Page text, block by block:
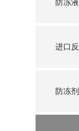
防冻
进口
防冻